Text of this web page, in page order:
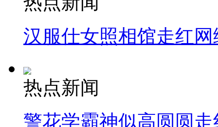
汉服仕女照相馆走红网
热点新闻
警花学霸神似高圆圆走